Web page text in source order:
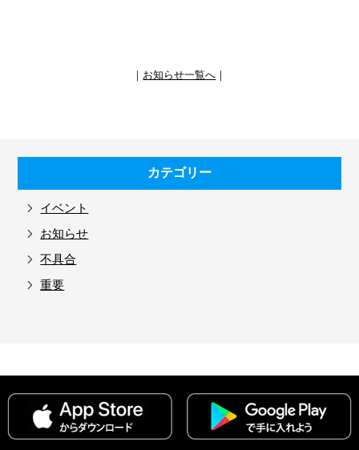
｜ お知らせ一覧へ ｜
カテゴリー
イベント
お知らせ
不具合
重要